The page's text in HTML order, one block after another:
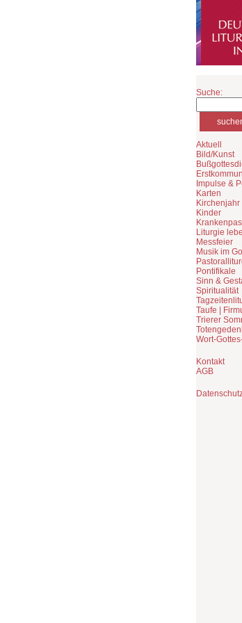
Suche:
Aktuell
Bild/Kunst
Impulse &
Karten
Kirchenjahr
Kinder
Liturgie
Messfeier
Musik im
Pontifikale
Sinn &
Spiritualität
Taufe |
Trierer
Wort-
Kontakt
AGB